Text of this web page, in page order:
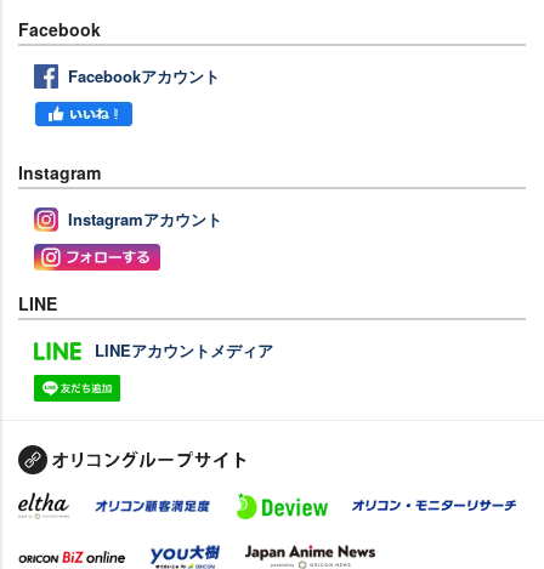
Facebook
Facebookアカウント
Instagram
Instagramアカウント
LINE
LINEアカウントメディア